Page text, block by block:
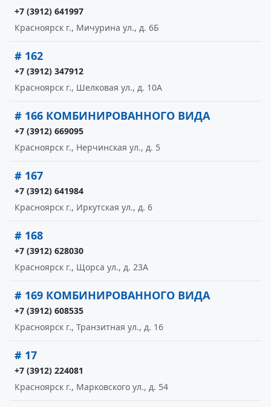
+7 (3912) 641997
Красноярск г., Мичурина ул., д. 6Б
# 162
+7 (3912) 347912
Красноярск г., Шелковая ул., д. 10А
# 166 КОМБИНИРОВАННОГО ВИДА
+7 (3912) 669095
Красноярск г., Нерчинская ул., д. 5
# 167
+7 (3912) 641984
Красноярск г., Иркутская ул., д. 6
# 168
+7 (3912) 628030
Красноярск г., Щорса ул., д. 23А
# 169 КОМБИНИРОВАННОГО ВИДА
+7 (3912) 608535
Красноярск г., Транзитная ул., д. 16
# 17
+7 (3912) 224081
Красноярск г., Марковского ул., д. 54